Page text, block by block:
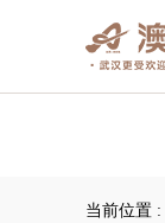
当前位置 :